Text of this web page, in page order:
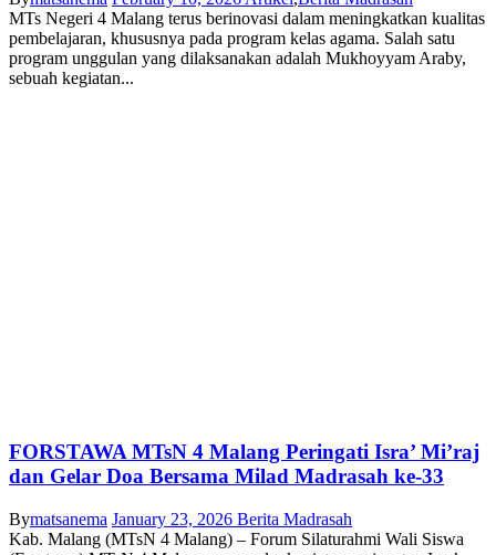
MTs Negeri 4 Malang terus berinovasi dalam meningkatkan kualitas
pembelajaran, khususnya pada program kelas agama. Salah satu
program unggulan yang dilaksanakan adalah Mukhoyyam Araby,
sebuah kegiatan...
FORSTAWA MTsN 4 Malang Peringati Isra’ Mi’raj
dan Gelar Doa Bersama Milad Madrasah ke-33
Bymatsanema January 23, 2026 Berita Madrasah
Kab. Malang (MTsN 4 Malang) – Forum Silaturahmi Wali Siswa